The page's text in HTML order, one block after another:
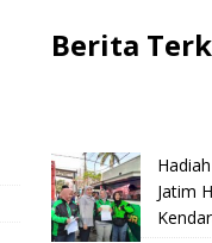
Berita
Jatim